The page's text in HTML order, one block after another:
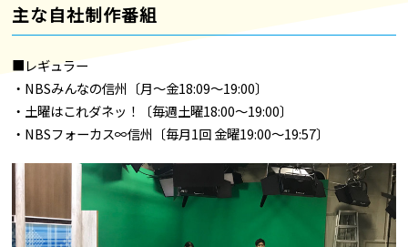
主な自社制作番組
■レギュラー
・NBSみんなの信州〔月～金18:09～19:00〕
・土曜はこれダネッ！〔毎週土曜18:00～19:00〕
・NBSフォーカス∞信州〔毎月1回 金曜19:00～19:57〕